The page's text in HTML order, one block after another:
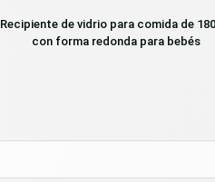
Recipiente de vidrio para comida de
con forma redonda para bebés